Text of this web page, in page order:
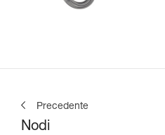
Precedente
Nodi